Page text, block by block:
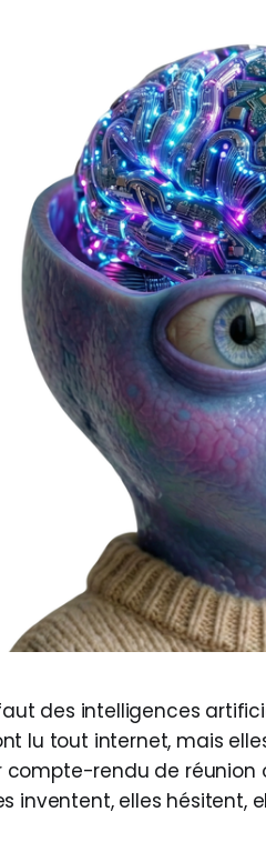
des intelligences
lu tout internet, mais
compte-rendu de réunion
inventent, elles hésitent,